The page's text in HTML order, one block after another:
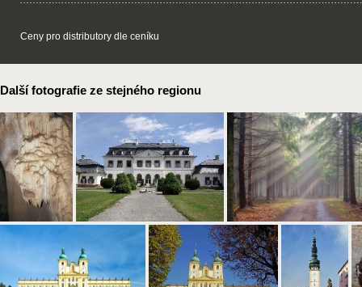
Ceny pro distributory dle ceníku
Další fotografie ze stejného regionu